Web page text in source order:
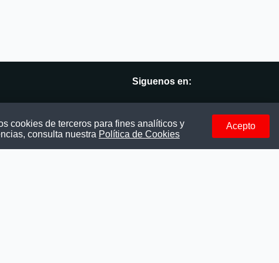
Siguenos en:
Instagram
cookies de terceros para fines analíticos y
consulta nuestra Política de Cookies
Acepto